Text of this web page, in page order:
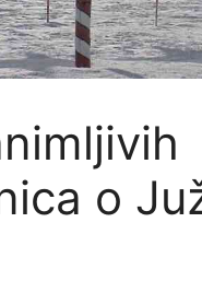
o